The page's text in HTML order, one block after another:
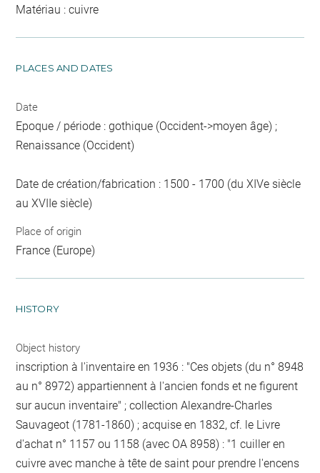
Matériau : cuivre
PLACES AND DATES
Date
Epoque / période : gothique (Occident->moyen âge) ;
Renaissance (Occident)
Date de création/fabrication : 1500 - 1700 (du XIVe siècle
au XVIIe siècle)
Place of origin
France (Europe)
HISTORY
Object history
inscription à l'inventaire en 1936 : "Ces objets (du n° 8948
au n° 8972) appartiennent à l'ancien fonds et ne figurent
sur aucun inventaire" ; collection Alexandre-Charles
Sauvageot (1781-1860) ; acquise en 1832, cf. le Livre
d'achat n° 1157 ou 1158 (avec OA 8958) : "1 cuiller en
cuivre avec manche à tête de saint pour prendre l'encens